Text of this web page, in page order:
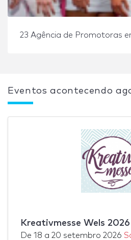
23 Agência de Promotoras
Eventos acontecendo
Kreativmesse Wels 2026
De 18 a 20 setembro 2026